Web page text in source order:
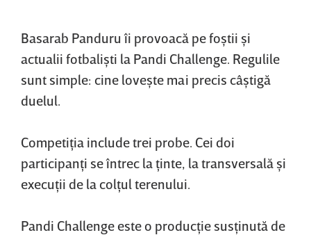
Basarab Panduru îi provoacă pe foştii şi
actualii fotbalişti la Pandi Challenge. Regulile
sunt simple: cine loveşte mai precis câştigă
duelul.
Competiţia include trei probe. Cei doi
participanţi se întrec la ţinte, la transversală şi
execuţii de la colţul terenului.
Pandi Challenge este o producţie susţinută de